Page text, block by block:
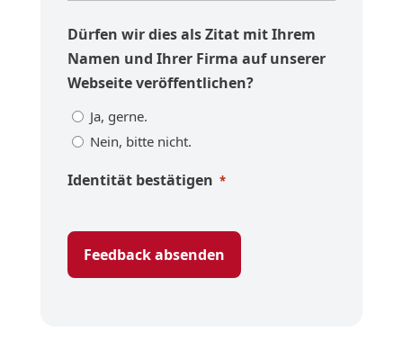
Dürfen wir dies als Zitat mit Ihrem
Namen und Ihrer Firma auf unserer
Webseite veröffentlichen?
Ja, gerne.
Nein, bitte nicht.
Identität bestätigen *